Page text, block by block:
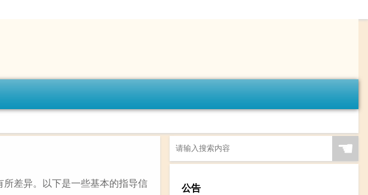
差异。以下是一些基本的指导信
☚
公告